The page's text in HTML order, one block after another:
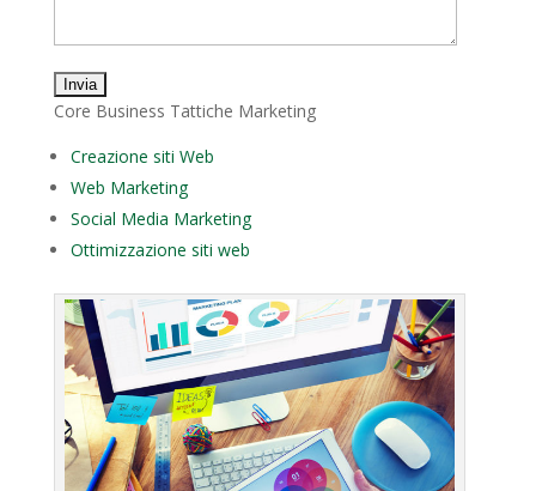
Core Business Tattiche Marketing
Creazione siti Web
Web Marketing
Social Media Marketing
Ottimizzazione siti web